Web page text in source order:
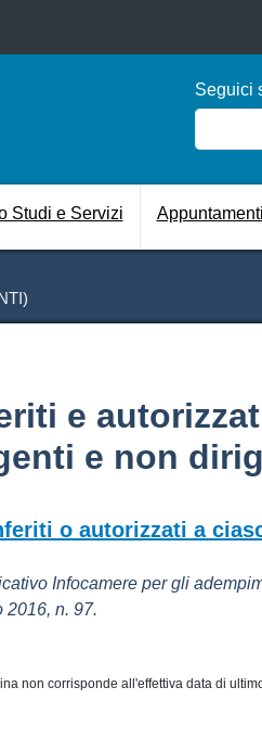
Seguici
principale
Studi e Servizi Appuntamenti
e
e non
o autorizzati a
Infocamere per gli
2016, n. 97.
non corrisponde all'effettiva data di